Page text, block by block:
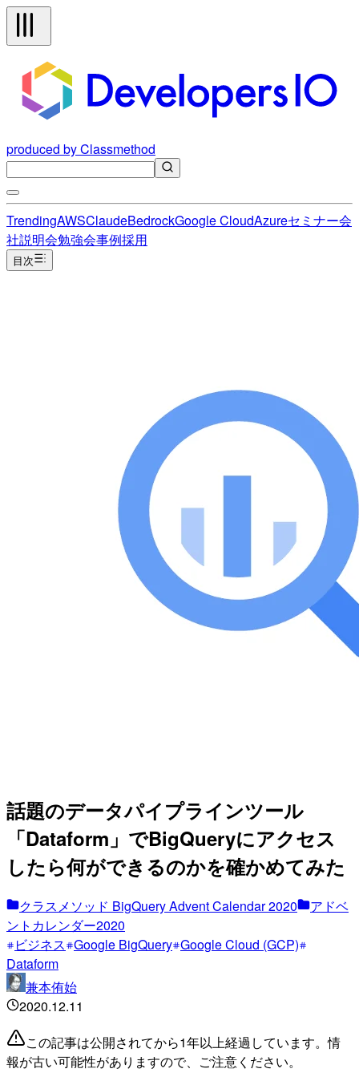
produced by Classmethod
TrendingAWSClaudeBedrockGoogle CloudAzureセミナー会
社説明会勉強会事例採用
目次
話題のデータパイプラインツール
「Dataform」でBigQueryにアクセス
したら何ができるのかを確かめてみた
クラスメソッド BigQuery Advent Calendar 2020
アドベ
ントカレンダー2020
ビジネス Google BigQuery Google Cloud (GCP)
Dataform
兼本侑始
2020.12.11
この記事は公開されてから1年以上経過しています。情
報が古い可能性がありますので、ご注意ください。